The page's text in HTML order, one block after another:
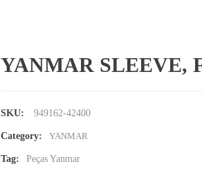
YANMAR SLEEVE,
SKU: 949162-42400
Category: YANMAR
Tag: Peças Yanmar